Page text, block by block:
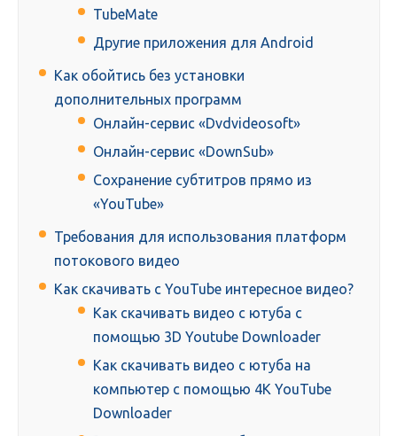
TubeMate
Другие приложения для Android
Как обойтись без установки
дополнительных программ
Онлайн-сервис «Dvdvideosoft»
Онлайн-сервис «DownSub»
Сохранение субтитров прямо из
«YouTube»
Требования для использования платформ
потокового видео
Как скачивать с YouTube интересное видео?
Как скачивать видео с ютуба с
помощью 3D Youtube Downloader
Как скачивать видео с ютуба на
компьютер с помощью 4K YouTube
Downloader